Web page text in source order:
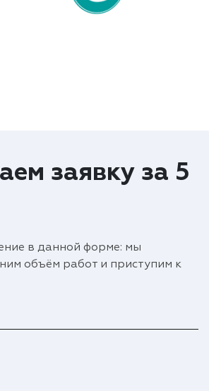
заявку за 5
в данной форме: мы
объём работ и приступим к